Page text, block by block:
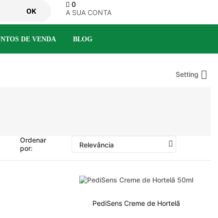
OK
0
A SUA CONTA
DE VENDA BLOG
Setting 
Ordenar
por:
Relevância
PediSens Creme de Hortelã